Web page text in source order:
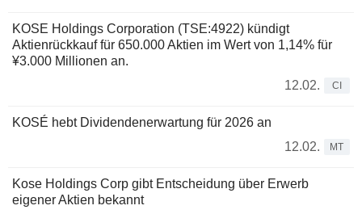
KOSE Holdings Corporation (TSE:4922) kündigt
Aktienrückkauf für 650.000 Aktien im Wert von 1,14% für
¥3.000 Millionen an.
12.02.
CI
KOSÉ hebt Dividendenerwartung für 2026 an
12.02.
MT
Kose Holdings Corp gibt Entscheidung über Erwerb
eigener Aktien bekannt